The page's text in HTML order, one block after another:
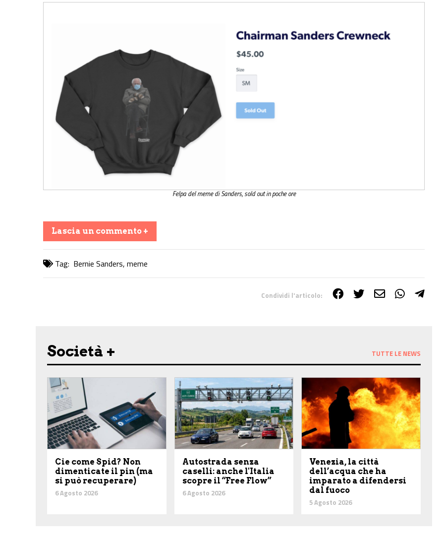
Felpa del meme di Sanders, sold out in poche ore
Lascia un commento +
Tag: Bernie Sanders, meme
Condividi l'articolo:
Società + TUTTE LE NEWS
Cie come Spid? Non
dimenticate il pin (ma
si può recuperare)
6 Agosto 2026
Autostrada senza
caselli: anche l'Italia
scopre il “Free Flow”
6 Agosto 2026
Venezia, la città
dell’acqua che ha
imparato a difendersi
dal fuoco
5 Agosto 2026